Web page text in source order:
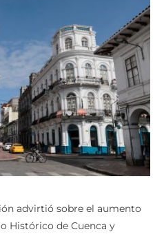
advirtió sobre el aumento
Histórico de Cuenca y